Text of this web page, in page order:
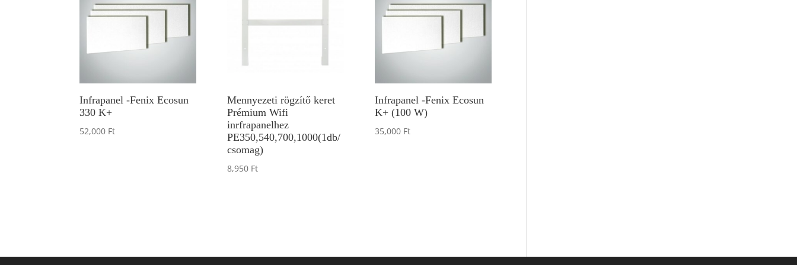
Infrapanel -Fenix Ecosun
330 K+
52,000 Ft
Mennyezeti rögzítő keret
Prémium Wifi
inrfrapanelhez
PE350,540,700,1000(1db/
csomag)
8,950 Ft
Infrapanel -Fenix Ecosun
K+ (100 W)
35,000 Ft